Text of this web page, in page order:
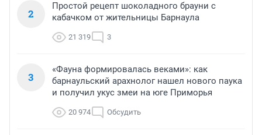
2
Простой рецепт шоколадного брауни с
кабачком от жительницы Барнаула
21 319 3
3
«Фауна формировалась веками»: как
барнаульский арахнолог нашел нового паука
и получил укус змеи на юге Приморья
20 974 Обсудить